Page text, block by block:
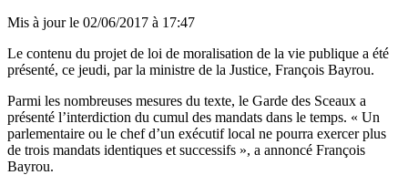
Mis à jour le 02/06/2017 à 17:47
Le contenu du projet de loi de moralisation de la vie publique a été
présenté, ce jeudi, par la ministre de la Justice, François Bayrou.
Parmi les nombreuses mesures du texte, le Garde des Sceaux a
présenté l’interdiction du cumul des mandats dans le temps. « Un
parlementaire ou le chef d’un exécutif local ne pourra exercer plus
de trois mandats identiques et successifs », a annoncé François
Bayrou.